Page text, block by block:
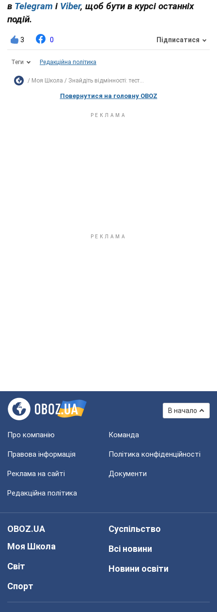
в Telegram і Viber, щоб бути в курсі останніх
подій.
3 0 Підписатися
Теги Редакційна політика
Моя Школа Знайдіть відмінності: тест...
Повернутися на головну OBOZ
В начало
Про компанію Команда
Правова інформація Політика конфіденційності
Реклама на сайті Документи
Редакційна політика
OBOZ.UA
Моя Школа
Світ
Спорт
Суспільство
Всі новини
Новини освіти